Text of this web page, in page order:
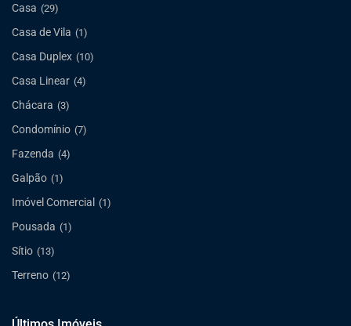
Casa (29)
Casa de Vila (1)
Casa Duplex (10)
Casa Linear (4)
Chácara (3)
Condomínio (7)
Fazenda (4)
Galpão (1)
Imóvel Comercial (1)
Pousada (1)
Sítio (13)
Terreno (12)